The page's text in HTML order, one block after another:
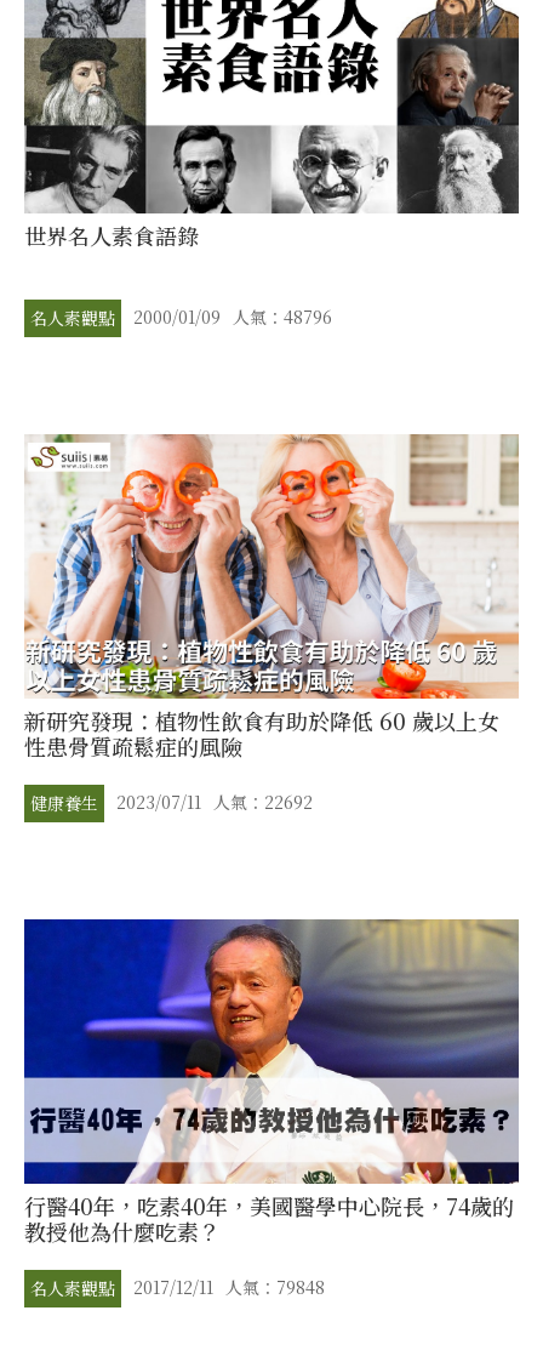
世界名人素食語錄
名人素觀點 2000/01/09 人氣：48796
新研究發現：植物性飲食有助於降低 60 歲以上女
性患骨質疏鬆症的風險
健康養生 2023/07/11 人氣：22692
行醫40年，吃素40年，美國醫學中心院長，74歲的
教授他為什麼吃素？
名人素觀點 2017/12/11 人氣：79848